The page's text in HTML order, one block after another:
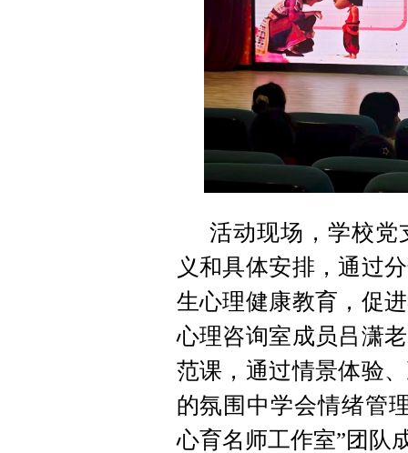
活动现场，学校党
义和具体安排，通过
生心理健康教育，促
心理咨询室成员吕潇
范课，通过情景体验
的氛围中学会情绪管
心育名师工作室”团队